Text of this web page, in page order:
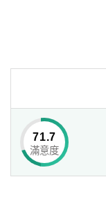
球
網
71.7
滿意度